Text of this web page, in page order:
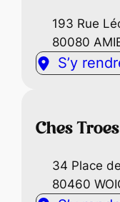
193 Rue
80080
S’y
Ches
34 Place
80460